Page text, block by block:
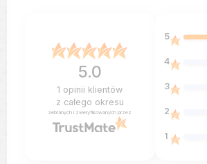
5.0
1 opinii klientów
z całego okresu
zebranych i zweryfikowanych przez
5
4
3
2
1